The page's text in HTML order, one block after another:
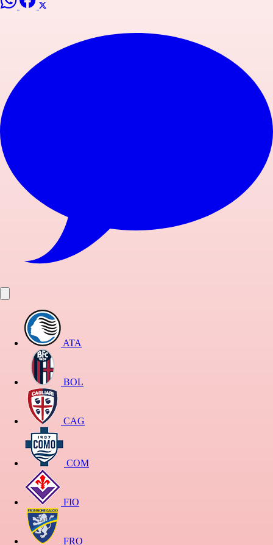
ATA
BOL
CAG
COM
FIO
FRO